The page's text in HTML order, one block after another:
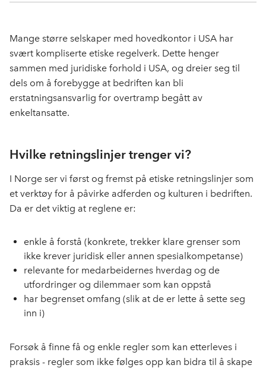
a
e
b
o
i
k
e
-
o
Mange større selskaper med hovedkontor i USA har
svært kompliserte etiske regelverk. Dette henger
sammen med juridiske forhold i USA, og dreier seg til
dels om å forebygge at bedriften kan bli
erstatningsansvarlig for overtramp begått av
enkeltansatte.
Hvilke retningslinjer trenger vi?
I Norge ser vi først og fremst på etiske retningslinjer som
et verktøy for å påvirke adferden og kulturen i bedriften.
Da er det viktig at reglene er:
enkle å forstå (konkrete, trekker klare grenser som
ikke krever juridisk eller annen spesialkompetanse)
relevante for medarbeidernes hverdag og de
utfordringer og dilemmaer som kan oppstå
har begrenset omfang (slik at de er lette å sette seg
inn i)
Forsøk å finne få og enkle regler som kan etterleves i
praksis - regler som ikke følges opp kan bidra til å skape